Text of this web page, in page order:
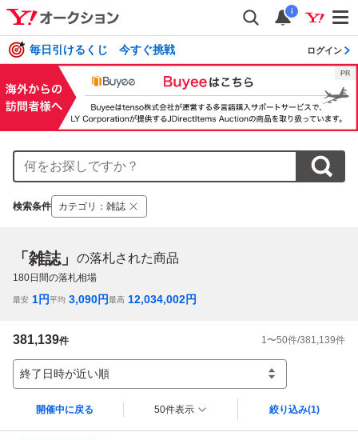
i
毎日引けるくじ 今すぐ挑戦 ログイン
検索条件 カテゴリ ： 雑誌
「雑誌」 の落札された商品
180日間の落札相場
最安 1円平均 3,090円最高 12,034,002円
381,139件 1 〜50件/381,139件
終了日時が近い順
開催中に戻る 50件表示 絞り込み(1)